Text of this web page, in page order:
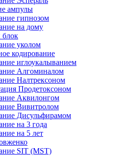
ампулы
гипнозом
на дому
блок
уколом
кодирование
иглоукалыванием
Алгоминалом
Налтрексоном
Продетоксоном
Аквилонгом
Вивитролом
Дисульфирамом
на 3 года
на 5 лет
SIT (MST)